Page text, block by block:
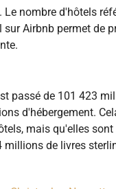
nombre d'hôtels
Airbnb permet de
passé de 101 423
d'hébergement.
mais qu'elles
de livres